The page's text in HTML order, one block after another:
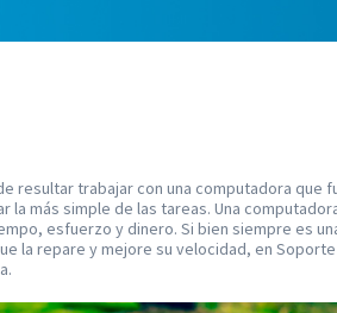
resultar trabajar con una computadora que
la más simple de las tareas. Una
esfuerzo y dinero. Si bien siempre es
la repare y mejore su velocidad, en